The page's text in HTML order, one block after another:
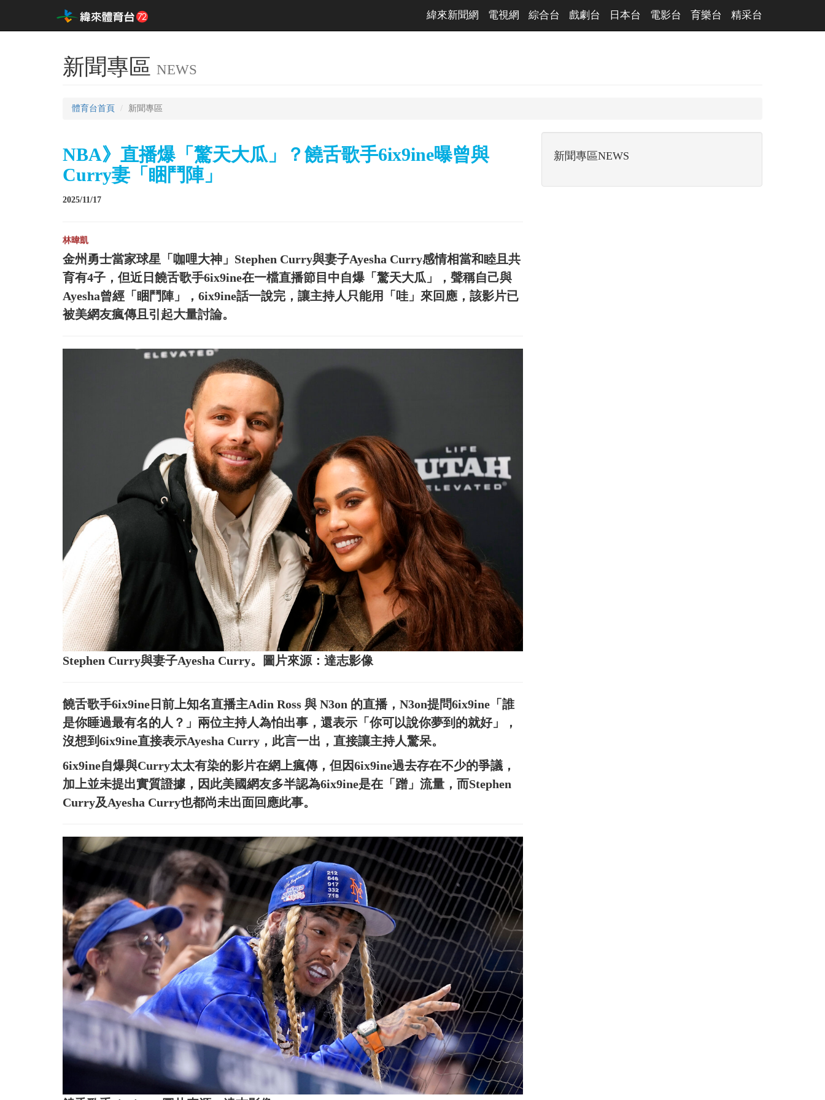
緯來新聞網 電視網 綜合台 戲劇台 日本台 電影台 育樂台 精采台
新聞專區 NEWS
體育台首頁 新聞專區
NBA》直播爆「驚天大瓜」？饒舌歌手6ix9ine曝曾與
Curry妻「睏鬥陣」
2025/11/17
林暐凱
金州勇士當家球星「咖哩大神」Stephen Curry與妻子Ayesha Curry感情相當和睦且共
育有4子，但近日饒舌歌手6ix9ine在一檔直播節目中自爆「驚天大瓜」，聲稱自己與
Ayesha曾經「睏鬥陣」，6ix9ine話一說完，讓主持人只能用「哇」來回應，該影片已
被美網友瘋傳且引起大量討論。
Stephen Curry與妻子Ayesha Curry。圖片來源：達志影像
饒舌歌手6ix9ine日前上知名直播主Adin Ross 與 N3on 的直播，N3on提問6ix9ine「誰
是你睡過最有名的人？」兩位主持人為怕出事，還表示「你可以說你夢到的就好」，
沒想到6ix9ine直接表示Ayesha Curry，此言一出，直接讓主持人驚呆。
6ix9ine自爆與Curry太太有染的影片在網上瘋傳，但因6ix9ine過去存在不少的爭議，
加上並未提出實質證據，因此美國網友多半認為6ix9ine是在「蹭」流量，而Stephen
Curry及Ayesha Curry也都尚未出面回應此事。
新聞專區NEWS